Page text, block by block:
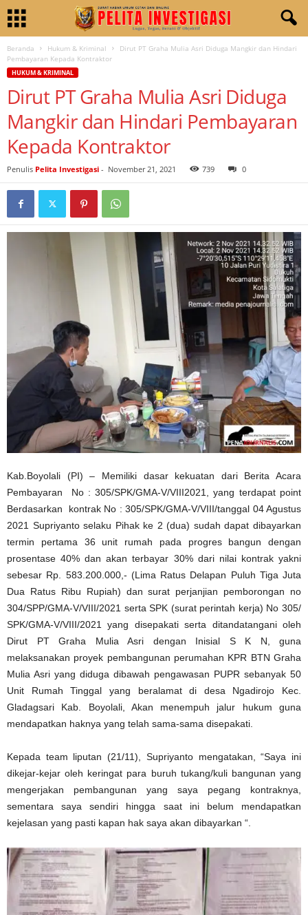
Beranda Hukum & Kriminal
Dirut PT Graha Mulia Asri Diduga Mangkir dan Hindari
Pembayaran Kepada Kontraktor
HUKUM & KRIMINAL
Dirut PT Graha Mulia Asri Diduga
Mangkir dan Hindari Pembayaran
Kepada Kontraktor
Penulis Pelita Investigasi - November 21, 2021 739 0
Kab.Boyolali (PI) – Memiliki dasar kekuatan dari Berita Acara
Pembayaran No : 305/SPK/GMA-V/VIII2021, yang terdapat point
Berdasarkan kontrak No : 305/SPK/GMA-V/VIII/tanggal 04 Agustus
2021 Supriyanto selaku Pihak ke 2 (dua) sudah dapat dibayarkan
termin pertama 36 unit rumah pada progres bangun dengan
prosentase 40% dan akan terbayar 30% dari nilai kontrak yakni
sebesar Rp. 583.200.000,- (Lima Ratus Delapan Puluh Tiga Juta
Dua Ratus Ribu Rupiah) dan surat perjanjian pemborongan no
304/SPP/GMA-V/VIII/2021 serta SPK (surat perintah kerja) No 305/
SPK/GMA-V/VIII/2021 yang disepakati serta ditandatangani oleh
Dirut PT Graha Mulia Asri dengan Inisial S K N, guna
melaksanakan proyek pembangunan perumahan KPR BTN Graha
Mulia Asri yang diduga dibawah pengawasan PUPR sebanyak 50
Unit Rumah Tinggal yang beralamat di desa Ngadirojo Kec.
Gladagsari Kab. Boyolali, Akan menempuh jalur hukum guna
mendapatkan haknya yang telah sama-sama disepakati.
Kepada team liputan (21/11), Supriyanto mengatakan, “Saya ini
dikejar-kejar oleh keringat para buruh tukang/kuli bangunan yang
mengerjakan pembangunan yang saya pegang kontraknya,
sementara saya sendiri hingga saat ini belum mendapatkan
kejelasan yang pasti kapan hak saya akan dibayarkan “.